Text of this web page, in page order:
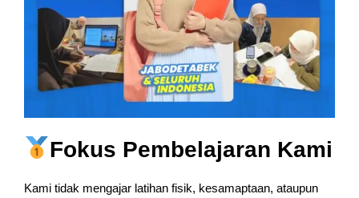
Fokus Pembelajaran Kami
Kami tidak mengajar latihan fisik, kesamaptaan, ataupun